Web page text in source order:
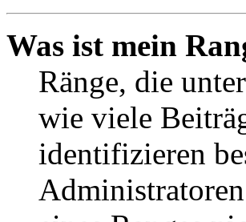
Was ist mein
Ränge, die
wie viele
identifizieren